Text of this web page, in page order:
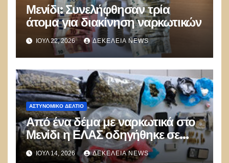
Μενίδι: Συνελήφθησαν τρία
άτομα για διακίνηση ναρκωτικών
ΙΟΎΛ 22, 2026 ΔΕΚΈΛΕΙΑ NEWS
ΑΣΤΥΝΟΜΙΚΌ ΔΕΛΤΊΟ
Από ένα δέμα με ναρκωτικά στο
Μενίδι η ΕΛΑΣ οδηγήθηκε σε
ευρύτερο δίκτυο διακίνησης σε
ΙΟΎΛ 14, 2026 ΔΕΚΈΛΕΙΑ NEWS